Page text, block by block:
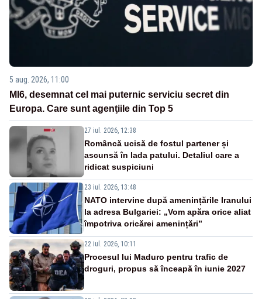
5 aug. 2026, 11:00
MI6, desemnat cel mai puternic serviciu secret din
Europa. Care sunt agenţiile din Top 5
27 iul. 2026, 12:38
Româncă ucisă de fostul partener și
ascunsă în lada patului. Detaliul care a
ridicat suspiciuni
23 iul. 2026, 13:48
NATO intervine după amenințările Iranului
la adresa Bulgariei: „Vom apăra orice aliat
împotriva oricărei amenințări”
22 iul. 2026, 10:11
Procesul lui Maduro pentru trafic de
droguri, propus să înceapă în iunie 2027